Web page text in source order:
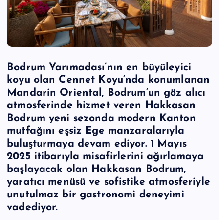
Bodrum Yarımadası’nın en büyüleyici
koyu olan Cennet Koyu’nda konumlanan
Mandarin Oriental, Bodrum’un göz alıcı
atmosferinde hizmet veren Hakkasan
Bodrum yeni sezonda modern Kanton
mutfağını eşsiz Ege manzaralarıyla
buluşturmaya devam ediyor. 1 Mayıs
2025 itibarıyla misafirlerini ağırlamaya
başlayacak olan Hakkasan Bodrum,
yaratıcı menüsü ve sofistike atmosferiyle
unutulmaz bir gastronomi deneyimi
vadediyor.